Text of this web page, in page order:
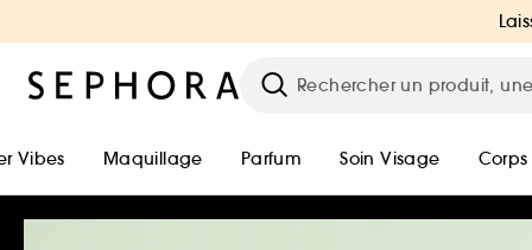
Vibes Maquillage Parfum Soin Visage Corps